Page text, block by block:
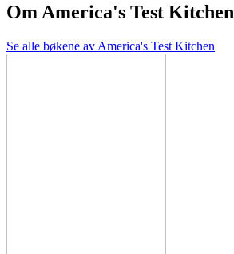
Om America's Test Kitchen
Se alle bøkene av America's Test Kitchen